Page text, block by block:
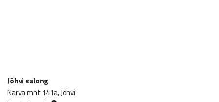
Jõhvi salong
Narva mnt 141a, Jõhvi